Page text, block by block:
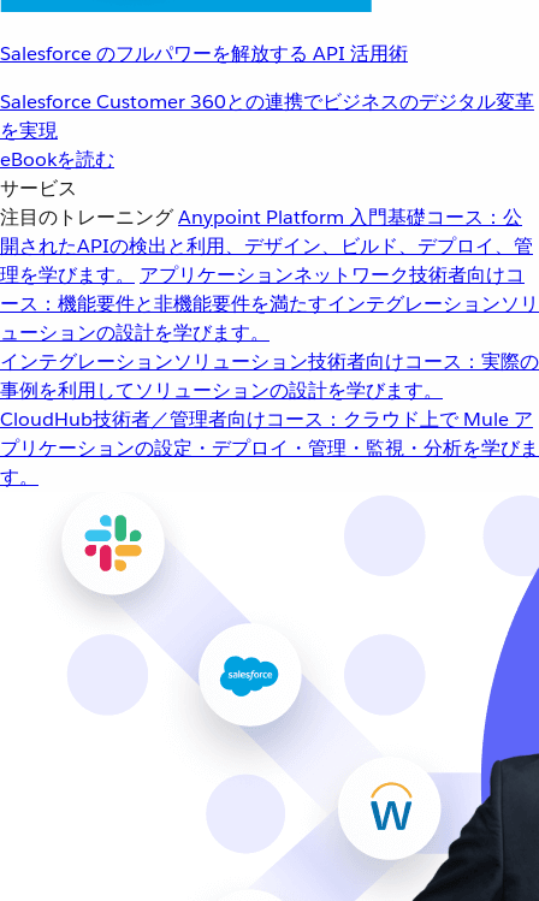
Salesforce のフルパワーを解放する API 活用術
Salesforce Customer 360との連携でビジネスのデジタル変革
を実現
eBookを読む
サービス
注目のトレーニングAnypoint Platform 入門基礎コース：公
開されたAPIの検出と利用、デザイン、ビルド、デプロイ、管
理を学びます。
アプリケーションネットワーク技術者向けコ
ース：機能要件と非機能要件を満たすインテグレーションソリ
ューションの設計を学びます。
インテグレーションソリューション技術者向けコース：実際の
事例を利用してソリューションの設計を学びます。
CloudHub技術者／管理者向けコース：クラウド上で Mule ア
プリケーションの設定・デプロイ・管理・監視・分析を学びま
す。